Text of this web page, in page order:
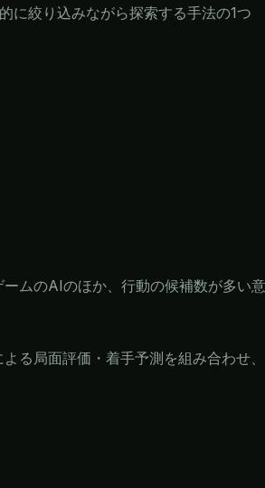
に絞り込みながら探索する手法の1つ
ムのAIのほか、行動の候補数が多い
よる局面評価・着手予測を組み合わせ